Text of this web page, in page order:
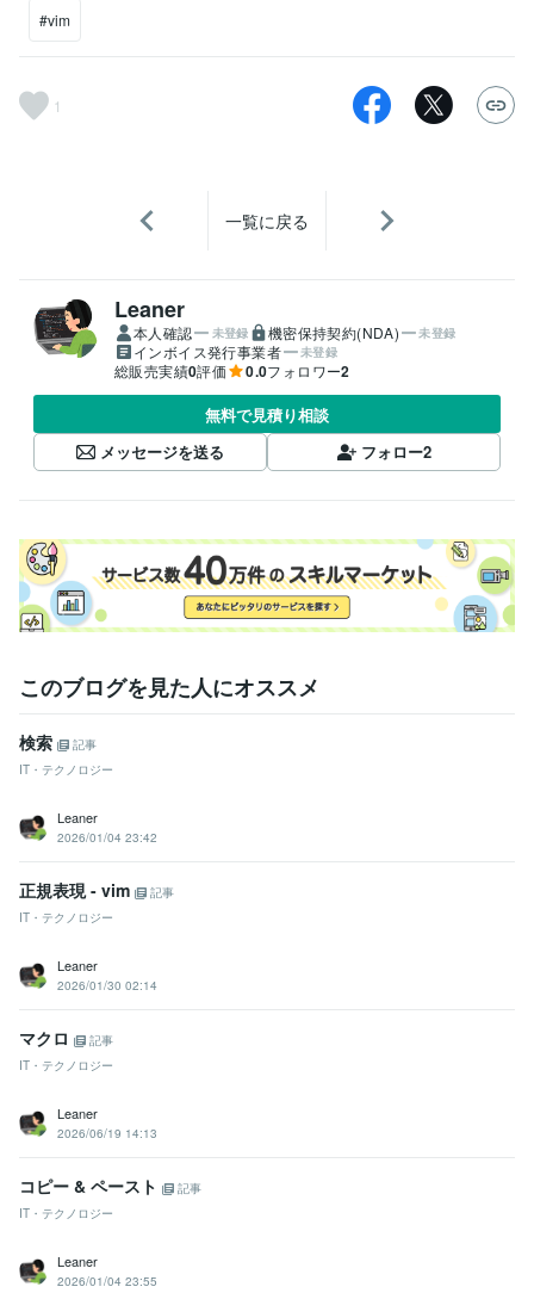
#vim
1
一覧に戻る
Leaner
本人確認 未登録 機密保持契約(NDA) 未登録
インボイス発行事業者 未登録
総販売実績0評価 0.0フォロワー2
無料で見積り相談
メッセージを送る
フォロー2
このブログを見た人にオススメ
検索
記事
IT・テクノロジー
Leaner
2026/01/04 23:42
正規表現 - vim
記事
IT・テクノロジー
Leaner
2026/01/30 02:14
マクロ
記事
IT・テクノロジー
Leaner
2026/06/19 14:13
コピー & ペースト
記事
IT・テクノロジー
Leaner
2026/01/04 23:55